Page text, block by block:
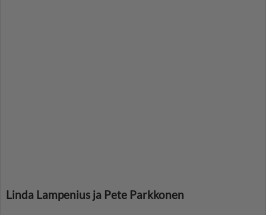
Linda Lampenius ja Pete Parkkonen